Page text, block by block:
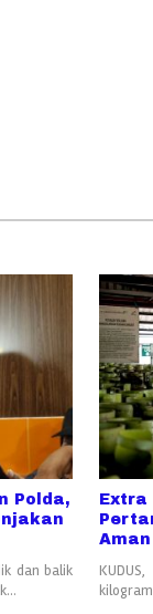
Polda,
dan balik
Extra